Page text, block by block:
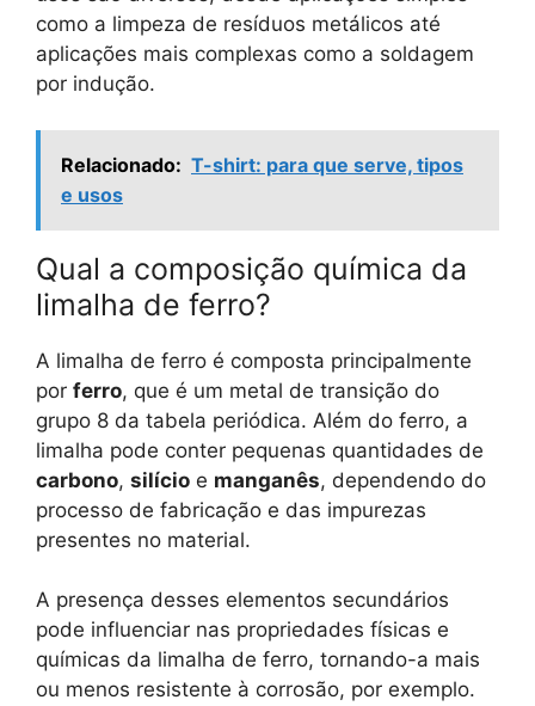
como a limpeza de resíduos metálicos até
aplicações mais complexas como a soldagem
por indução.
Relacionado: T-shirt: para que serve, tipos
e usos
Qual a composição química da
limalha de ferro?
A limalha de ferro é composta principalmente
por ferro, que é um metal de transição do
grupo 8 da tabela periódica. Além do ferro, a
limalha pode conter pequenas quantidades de
carbono, silício e manganês, dependendo do
processo de fabricação e das impurezas
presentes no material.
A presença desses elementos secundários
pode influenciar nas propriedades físicas e
químicas da limalha de ferro, tornando-a mais
ou menos resistente à corrosão, por exemplo.